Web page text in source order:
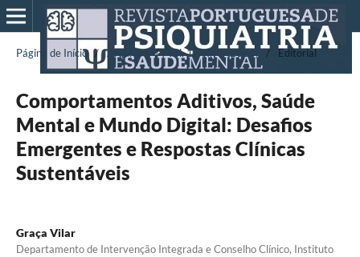
Página de Início / Arquivos / Vol. 12 N.º 1 (2026) / Editorial
Comportamentos Aditivos, Saúde
Mental e Mundo Digital: Desafios
Emergentes e Respostas Clínicas
Sustentáveis
Graça Vilar
Departamento de Intervenção Integrada e Conselho Clínico, Instituto